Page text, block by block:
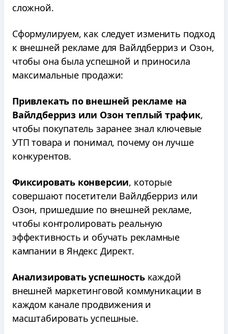
сложной.
Сформулируем, как следует изменить подход
к внешней рекламе для Вайлдберриз и Озон,
чтобы она была успешной и приносила
максимальные продажи:
Привлекать по внешней рекламе на
Вайлдберриз или Озон теплый трафик,
чтобы покупатель заранее знал ключевые
УТП товара и понимал, почему он лучше
конкурентов.
Фиксировать конверсии, которые
совершают посетители Вайлдберриз или
Озон, пришедшие по внешней рекламе,
чтобы контролировать реальную
эффективность и обучать рекламные
кампании в Яндекс Директ.
Анализировать успешностькаждой
внешней маркетинговой коммуникации в
каждом канале продвижения и
масштабировать успешные.